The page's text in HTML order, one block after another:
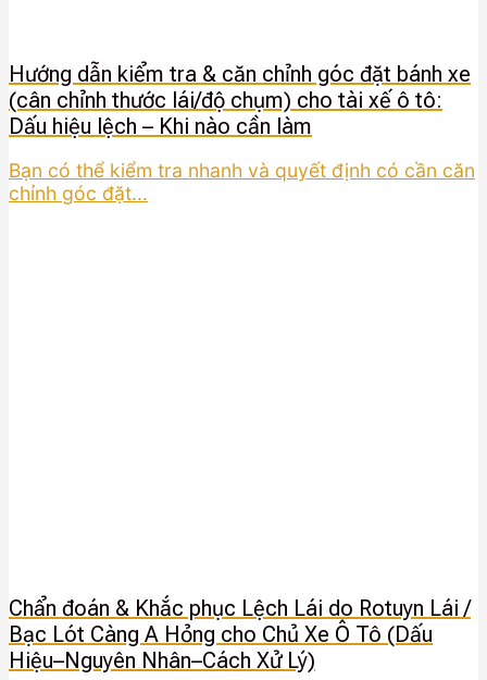
Hướng dẫn kiểm tra & căn chỉnh góc đặt bánh xe
(cân chỉnh thước lái/độ chụm) cho tài xế ô tô:
Dấu hiệu lệch – Khi nào cần làm
Bạn có thể kiểm tra nhanh và quyết định có cần căn
chỉnh góc đặt...
Chẩn đoán & Khắc phục Lệch Lái do Rotuyn Lái /
Bạc Lót Càng A Hỏng cho Chủ Xe Ô Tô (Dấu
Hiệu–Nguyên Nhân–Cách Xử Lý)